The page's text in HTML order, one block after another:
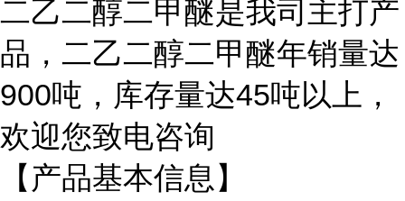
二乙二醇二甲醚是我司主打产
品，二乙二醇二甲醚年销量达
900吨，库存量达45吨以上，
欢迎您致电咨询
【产品基本信息】